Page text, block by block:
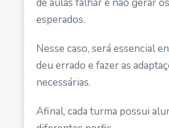
de aulas falhar e não gerar
esperados.
Nesse caso, será essencial
deu errado e fazer as
necessárias.
Afinal, cada turma possui